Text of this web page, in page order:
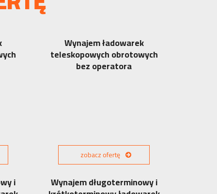
Wynajem ładowarek
teleskopowych obrotowych
bez operatora
zobacz ofertę
i Wynajem długoterminowy i